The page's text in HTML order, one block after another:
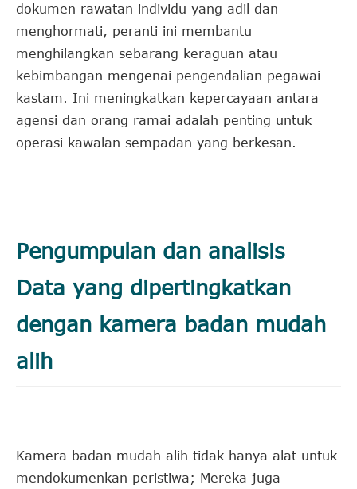
dokumen rawatan individu yang adil dan
menghormati, peranti ini membantu
menghilangkan sebarang keraguan atau
kebimbangan mengenai pengendalian pegawai
kastam. Ini meningkatkan kepercayaan antara
agensi dan orang ramai adalah penting untuk
operasi kawalan sempadan yang berkesan.
Pengumpulan dan analisis
Data yang dipertingkatkan
dengan kamera badan mudah
alih
Kamera badan mudah alih tidak hanya alat untuk
mendokumenkan peristiwa; Mereka juga